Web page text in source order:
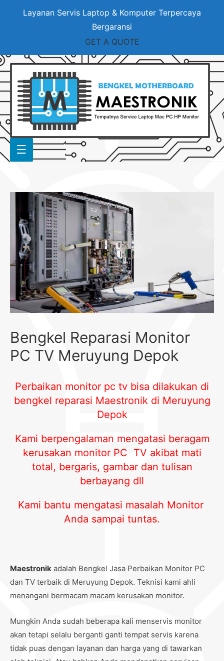
Layanan Servis Laptop & Komputer Terpercaya
Bergaransi
GET A QUOTE
Bengkel Reparasi Monitor
PC TV Meruyung Depok
Perbaikan monitor pc tv bisa dilakukan di
bengkel reparasi Maestronik di Meruyung
Depok
Kami berpengalaman mengatasi beragam
kerusakan monitor PC TV akibat mati
total, bergaris, gambar dan tulisan
berbayang dll
Kami bantu mengatasi masalah Monitor
Anda sampai tuntas.
Maestronik adalah Bengkel Jasa Perbaikan Monitor PC
dan TV terbaik di Meruyung Depok. Teknisi kami ahli
menangani bermacam macam kerusakan monitor.
Mungkin Anda sudah beberapa kali menservis monitor
akan tetapi selalu berganti ganti tempat servis karena
tidak puas dengan layanan dan harga yang di tawarkan